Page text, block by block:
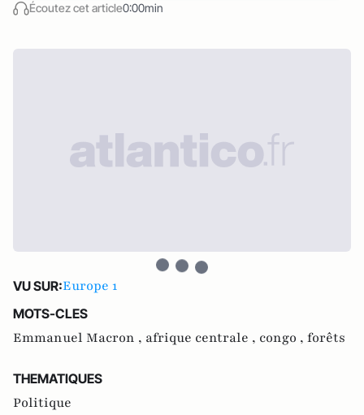
Écoutez cet article0:00min
VU SUR:Europe 1
MOTS-CLES
Emmanuel Macron , afrique centrale , congo , forêts
THEMATIQUES
Politique